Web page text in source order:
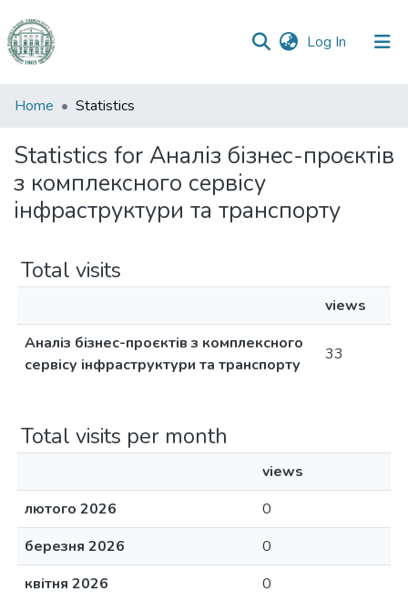
Log In (current)
Communities
Collections
All of DSpace
Home Statistics
Statistics for Аналіз бізнес-проєктів
з комплексного сервісу
інфраструктури та транспорту
Total visits
views
Аналіз бізнес-проєктів з комплексного
сервісу інфраструктури та транспорту
33
Total visits per month
views
лютого 2026
0
березня 2026
0
квітня 2026
0